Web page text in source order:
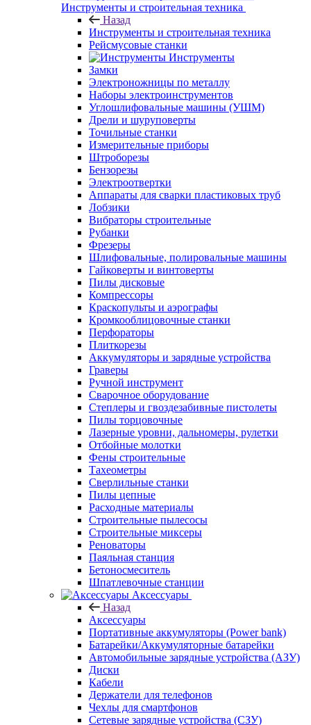
Инструменты и строительная техника
Назад
Инструменты и строительная техника
Рейсмусовые станки
Инструменты
Замки
Электроножницы по металлу
Наборы электроинструментов
Углошлифовальные машины (УШМ)
Дрели и шуруповерты
Точильные станки
Измерительные приборы
Штроборезы
Бензорезы
Электроотвертки
Аппараты для сварки пластиковых труб
Лобзики
Вибраторы строительные
Рубанки
Фрезеры
Шлифовальные, полировальные машины
Гайковерты и винтоверты
Пилы дисковые
Компрессоры
Краскопульты и аэрографы
Кромкооблицовочные станки
Перфораторы
Плиткорезы
Аккумуляторы и зарядные устройства
Граверы
Ручной инструмент
Сварочное оборудование
Степлеры и гвоздезабивные пистолеты
Пилы торцовочные
Лазерные уровни, дальномеры, рулетки
Отбойные молотки
Фены строительные
Тахеометры
Сверлильные станки
Пилы цепные
Расходные материалы
Строительные пылесосы
Строительные миксеры
Реноваторы
Паяльная станция
Бетоносмеситель
Шпатлевочные станции
Аксессуары
Назад
Аксессуары
Портативные аккумуляторы (Power bank)
Батарейки/Аккумуляторные батарейки
Автомобильные зарядные устройства (АЗУ)
Диски
Кабели
Держатели для телефонов
Чехлы для смартфонов
Сетевые зарядные устройства (СЗУ)